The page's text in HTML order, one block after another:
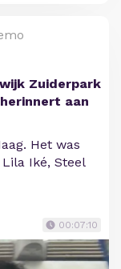
Zuiderpark
aan
Het was
Iké, Steel
00:07:10